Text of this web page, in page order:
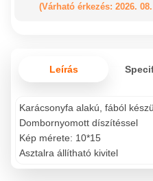
(Várható érkezés: 2026.
Leírás
Karácsonyfa alakú, fából
Dombornyomott díszítéssel
Kép mérete: 10*15
Asztalra állítható kivitel